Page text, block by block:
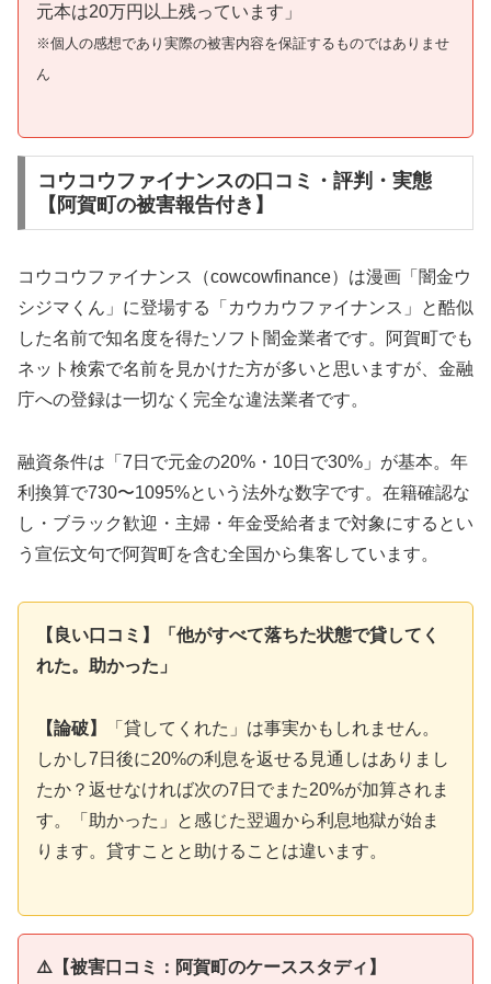
元本は20万円以上残っています」
※個人の感想であり実際の被害内容を保証するものではありませ
ん
コウコウファイナンスの口コミ・評判・実態
【阿賀町の被害報告付き】
コウコウファイナンス（cowcowfinance）は漫画「闇金ウ
シジマくん」に登場する「カウカウファイナンス」と酷似
した名前で知名度を得たソフト闇金業者です。阿賀町でも
ネット検索で名前を見かけた方が多いと思いますが、金融
庁への登録は一切なく完全な違法業者です。
融資条件は「7日で元金の20%・10日で30%」が基本。年
利換算で730〜1095%という法外な数字です。在籍確認な
し・ブラック歓迎・主婦・年金受給者まで対象にするとい
う宣伝文句で阿賀町を含む全国から集客しています。
【良い口コミ】「他がすべて落ちた状態で貸してく
れた。助かった」
【論破】
「貸してくれた」は事実かもしれません。
しかし7日後に20%の利息を返せる見通しはありまし
たか？返せなければ次の7日でまた20%が加算されま
す。「助かった」と感じた翌週から利息地獄が始ま
ります。貸すことと助けることは違います。
⚠️【被害口コミ：阿賀町のケーススタディ】